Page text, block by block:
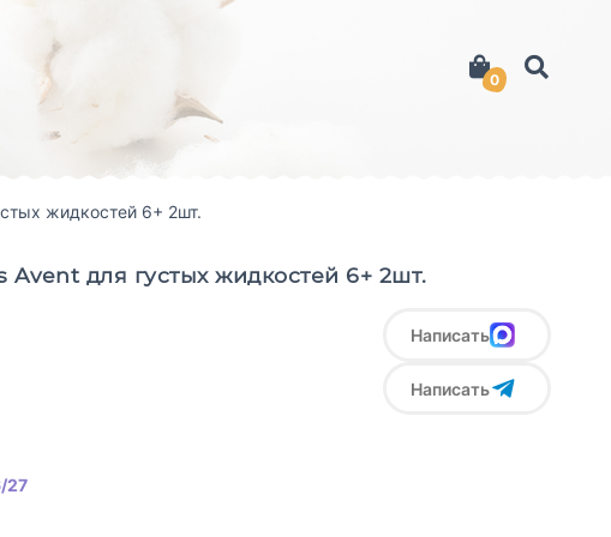
0
жидкостей 6+ 2шт.
Avent для густых жидкостей 6+ 2шт.
Написать
Написать
27